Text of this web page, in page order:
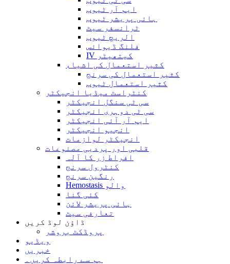
ایم آر ٹیوب
ہائی پریشر ٹیوب
ٹرانسفر سیٹ
الریچ ٹیوب
فلنگ ڈیوائس
IV کیتھیٹر
کثیر استعمال کی اشیاء
کثیر استعمال کی سرنج
کثیر استعمال ٹیوب
کنٹراسٹ میڈیا انجیکٹر
سی ٹی سنگل انجیکٹر
سی ٹی دوہری انجیکٹر
ایم آر آئی انجیکٹر
انجیو انجیکٹر
انجیکٹر لوازمات
قلبی اور پردیی مصنوعات
افراط زر کا آلہ
کنٹرول سرنج
رنگین سرنج
Hemostasis والو
کئی گنا
ہائی پریشر لائن
تعارفی سیٹ
ڈاؤن لوڈ کریں
پروڈکٹ بروشر
ویڈیو
خبریں
ہم سے رابطہ کریں۔